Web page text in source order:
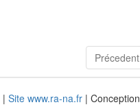
Précedent
| Site www.ra-na.fr | Conception